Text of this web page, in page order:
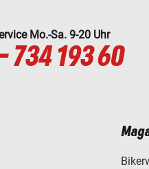
Mo.-Sa. 9-20 Uhr
734 193 60